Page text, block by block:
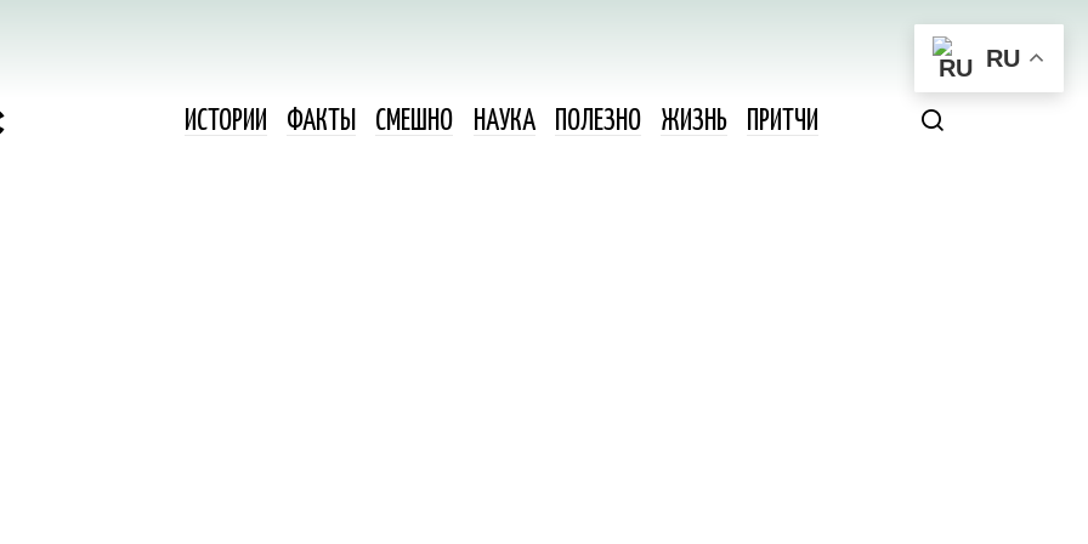
ИСТОРИИ ФАКТЫ СМЕШНО НАУКА ПОЛЕЗНО ЖИЗНЬ ПРИТЧИ
RU